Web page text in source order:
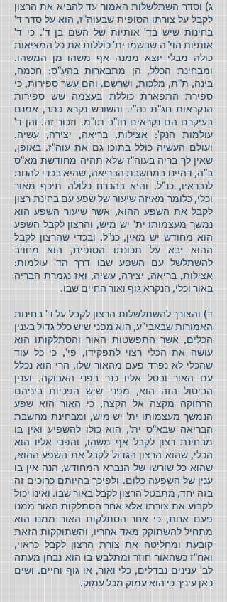
ג) וסדר השתלשלות האמור עד להביא את הרצון
לקבל על צורתו הסופית שבעוה"ז, הוא על סדר ד'
בחינות שיש בד' אותיות של השם בן ד'. כי ד'
אותיות הוי"ה שבשמו ית' כוללות את כל המציאות
כולה מבלי יוצא ממנה אף משהו מן המשהו.
ומבחינת הכלל, הן מתבארות בהע"ס: חכמה,
בינה, ת"ת, מלכות, ושרשם. והם עשר ספירות, כי
ספירת התפארת כוללת בעצמה שש ספירות
הנקראות חג"ת נה"י. והשורש נקרא כתר, אמנם
בעיקרם הם נקראים חו"ב תו"מ. וזכור זה. והן ד'
עולמות הנק': אצילות, בריאה, יצירה, עשיה.
ועולם העשיה כולל בתוכו גם את עוה"ז. באופן,
שאין לך בריה בעוה"ז שלא תהיה מחודשת מא"ס
ב"ה, דהיינו במחשבת הבריאה, שהיא בכדי להנות
לנבראיו, כנ"ל. והיא בהכרח כלולה תיכף מאור
וכלי, כלומר מאיזה שיעור של שפע עם בחינת רצון
לקבל את השפע ההוא, אשר שיעור השפע הוא
נמשך מעצמותו ית' יש מיש, והרצון לקבל השפע
הוא מחודש יש מאין, כנ"ל. ובכדי שהרצון לקבל
ההוא יבא על תכונתו הסופית, הוא מחויב
להשתלשל עם השפע שבו דרך הד' עולמות:
אצילות, בריאה, יצירה, עשיה, ואז נגמרת הבריה
באור וכלי, הנקרא גוף ואור החיים שבו.
ד) והצורך להשתלשלות הרצון לקבל על ד' בחינות
האמורות שבאבי"ע, הוא מפני שיש כלל גדול בענין
הכלים, אשר התפשטות האור והסתלקותו הוא
עושה את הכלי רצוי לתפקידו, פי', כי כל עוד
שהכלי לא נפרד פעם מהאור שלו, הרי הוא נכלל
עם האור ובטל אליו כנר בפני האבוקה. וענין
הביטול הזה הוא, מפני שיש הפכיות ביניהם
הרחוקה מקצה אל הקצה, כי האור הוא שפע
הנמשך מעצמותו ית' יש מיש, ומבחינת מחשבת
הבריאה שבא"ס ית', הוא כולו להשפיע ואין בו
מבחינת רצון לקבל אף משהו, והפכי אליו הוא
הכלי, שהוא הרצון הגדול לקבל את השפע ההוא,
שהוא כל שורשו של הנברא המחודש, הנה אין בו
ענין של השפעה כלום. ולפיכך בהיותם כרוכים זה
בזה יחד, מתבטל הרצון לקבל באור שבו. ואינו יכול
לקבוע את צורתו אלא אחר הסתלקות האור ממנו
פעם אחת, כי אחר הסתלקות האור ממנו הוא
מתחיל להשתוקק מאד אחריו, והשתוקקות הזאת
קובעת ומחליטה את צורת הרצון לקבל כראוי,
ואח"ז כשהאור חוזר ומתלבש בו הוא נבחן מעתה
לב' ענינים נבדלים, כלי ואור, או גוף וחיים. ושים
כאן עיניך כי הוא עמוק מכל עמוק.